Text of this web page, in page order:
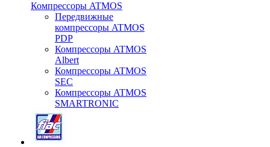
Компрессоры ATMOS
Передвижные
компрессоры ATMOS
PDP
Компрессоры ATMOS
Albert
Компрессоры ATMOS
SEC
Компрессоры ATMOS
SMARTRONIC